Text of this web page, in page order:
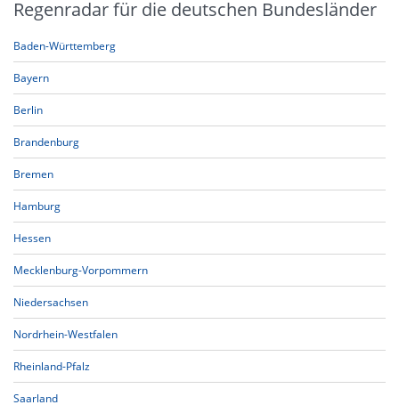
Regenradar für die deutschen Bundesländer
Baden-Württemberg
Bayern
Berlin
Brandenburg
Bremen
Hamburg
Hessen
Mecklenburg-Vorpommern
Niedersachsen
Nordrhein-Westfalen
Rheinland-Pfalz
Saarland